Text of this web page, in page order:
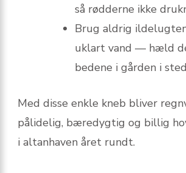
så rødderne ikke
Brug aldrig
uklart vand — hæld
bedene i gården i
Med disse enkle kneb bliver
pålidelig, bæredygtig og billig
i altanhaven året rundt.